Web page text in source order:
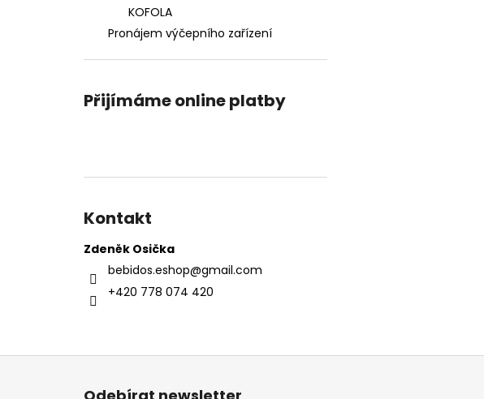
KOFOLA
Pronájem výčepního zařízení
Přijímáme online platby
Kontakt
Zdeněk Osička
bebidos.eshop@gmail.com
+420 778 074 420
Z